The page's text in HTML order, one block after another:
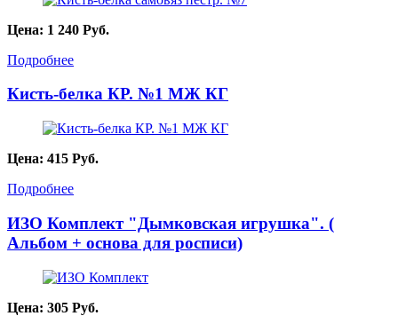
Цена: 1 240 Руб.
Подробнее
Кисть-белка КР. №1 МЖ КГ
Цена: 415 Руб.
Подробнее
ИЗО Комплект "Дымковская игрушка". (
Альбом + основа для росписи)
Цена: 305 Руб.